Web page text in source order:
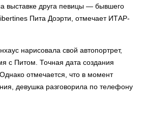
выставке друга певицы — бывшего
Пита Доэрти, отмечает ИТАР-
нарисовала свой автопортрет,
с Питом. Точная дата создания
отмечается, что в момент
девушка разговорила по телефону